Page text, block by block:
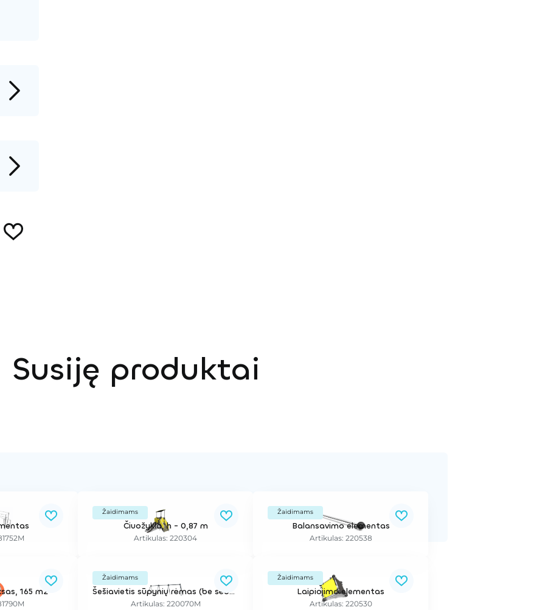
Susiję produktai
Žaidimams
Čiuožykla, h - 0,87 m
Artikulas: 220304
Žaidimams
Balansavimo elementas
Artikulas: 220538
165 m2
Žaidimams
Šešiavietis sūpynių rėmas (be sėdynių)
Artikulas: 220070M
Žaidimams
Laipiojimo elementas
Artikulas: 220530